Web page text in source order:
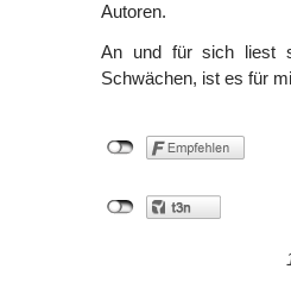
Autoren.
An und für sich liest
Schwächen, ist es für